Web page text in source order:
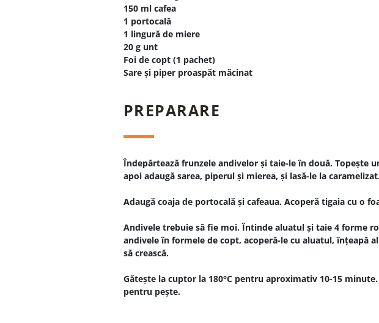
150 ml cafea
1 portocală
1 lingură de miere
20 g unt
Foi de copt (1 pachet)
Sare și piper proaspăt măcinat
PREPARARE
Îndepărtează frunzele andivelor și taie-le în două. Topește
apoi adaugă sarea, piperul și mierea, și lasă-le la
Adaugă coaja de portocală și cafeaua. Acoperă tigaia cu o
Andivele trebuie să fie moi. Întinde aluatul și taie 4 forme
andivele în formele de copt, acoperă-le cu aluatul, înțeapă
să crească.
Gătește la cuptor la 180°C pentru aproximativ 10-15
pentru pește.